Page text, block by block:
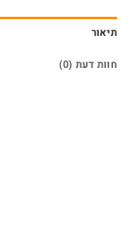
תיאור
חוות דעת (0)